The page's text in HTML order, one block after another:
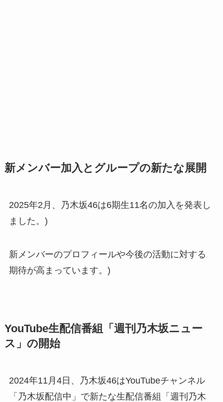
新メンバー加入とグループの新たな展開
2025年2月、乃木坂46は6期生11名の加入を発表し
ました。)
新メンバーのプロフィールや今後の活動に対する
期待が高まっています。)
YouTube生配信番組「週刊乃木坂ニュー
ス」の開始
2024年11月4日、乃木坂46はYouTubeチャンネル
「乃木坂配信中」で新たな生配信番組「週刊乃木